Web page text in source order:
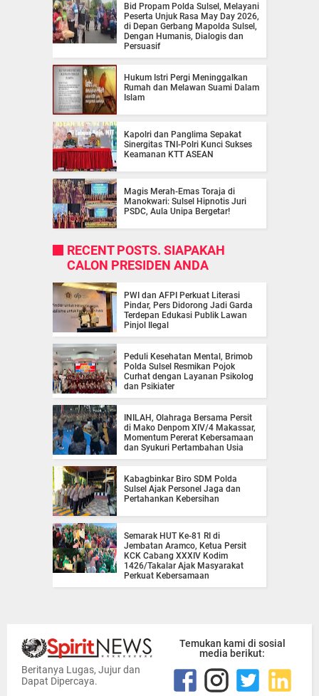
Bid Propam Polda Sulsel, Melayani
Peserta Unjuk Rasa May Day 2026,
di Depan Gerbang Mapolda Sulsel,
Dengan Humanis, Dialogis dan
Persuasif
Hukum Istri Pergi Meninggalkan
Rumah dan Melawan Suami Dalam
Islam
Kapolri dan Panglima Sepakat
Sinergitas TNI-Polri Kunci Sukses
Keamanan KTT ASEAN
Magis Merah-Emas Toraja di
Manokwari: Sulsel Hipnotis Juri
PSDC, Aula Unipa Bergetar!
RECENT POSTS. SIAPAKAH
CALON PRESIDEN ANDA
PWI dan AFPI Perkuat Literasi
Pindar, Pers Didorong Jadi Garda
Terdepan Edukasi Publik Lawan
Pinjol Ilegal
Peduli Kesehatan Mental, Brimob
Polda Sulsel Resmikan Pojok
Curhat dengan Layanan Psikolog
dan Psikiater
INILAH, Olahraga Bersama Persit
di Mako Denpom XIV/4 Makassar,
Momentum Pererat Kebersamaan
dan Syukuri Pertambahan Usia
Kabagbinkar Biro SDM Polda
Sulsel Ajak Personel Jaga dan
Pertahankan Kebersihan
Semarak HUT Ke-81 RI di
Jembatan Aramco, Ketua Persit
KCK Cabang XXXIV Kodim
1426/Takalar Ajak Masyarakat
Perkuat Kebersamaan
Beritanya Lugas, Jujur dan
Dapat Dipercaya.
Temukan kami di sosial
media berikut: